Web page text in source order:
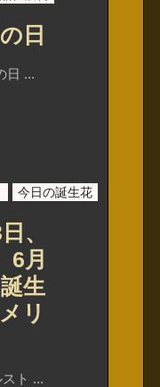
日
日 ...
今日の誕生花
、
6月
生
リ
ト ...